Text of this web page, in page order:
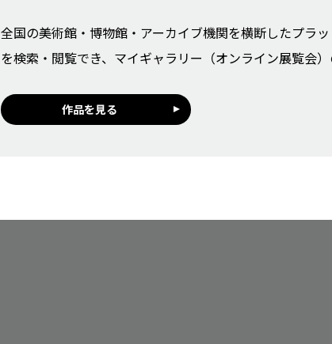
全国の美術館・博物館・アーカイブ機関を横断したプラ
を検索・閲覧でき、マイギャラリー（オンライン展覧会）
作品を見る